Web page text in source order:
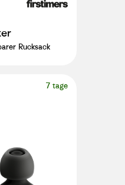
Rucksack
7 tage